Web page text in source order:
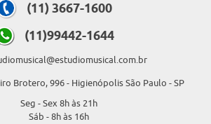
(11) 3667-1600
(11)99442-1644
Brotero, 996 - Higienópolis São Paulo - SP
Seg - Sex 8h às 21h
Sáb - 8h às 16h